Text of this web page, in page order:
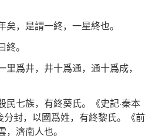
矣，是謂一終，一星終也。
終。
里爲井，井十爲通，通十爲成，
民七族，有終葵氏。《史記·秦本
封，以國爲姓，有終黎氏。《前
，濟南人也。